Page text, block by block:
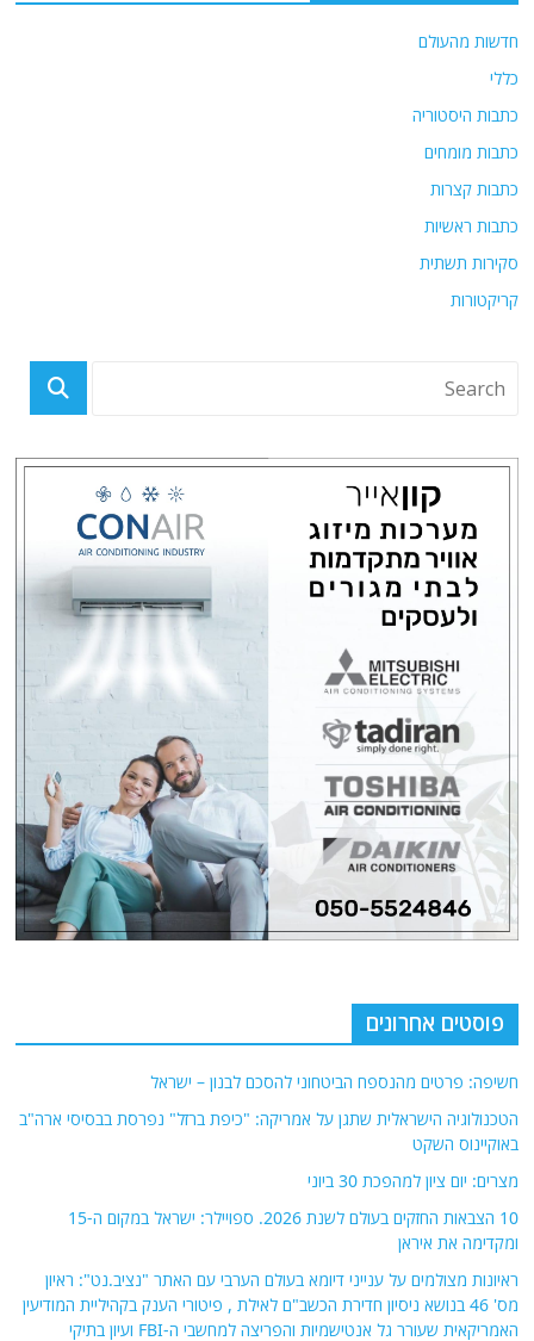
חדשות מהעולם
כללי
כתבות היסטוריה
כתבות מומחים
כתבות קצרות
כתבות ראשיות
סקירות תשתית
קריקטורות
פוסטים אחרונים
חשיפה: פרטים מהנספח הביטחוני להסכם לבנון – ישראל
הטכנולוגיה הישראלית שתגן על אמריקה: "כיפת ברזל" נפרסת בבסיסי ארה"ב
באוקיינוס השקט
מצרים: יום ציון למהפכת 30 ביוני
10 הצבאות החזקים בעולם לשנת 2026. ספויילר: ישראל במקום ה-15
ומקדימה את איראן
ראיונות מצולמים על ענייני דיומא בעולם הערבי עם האתר "נציב.נט": ראיון
מס' 46 בנושא ניסיון חדירת הכשב"ם לאילת , פיטורי הענק בקהיליית המודיעין
האמריקאית שעורר גל אנטישמיות והפריצה למחשבי ה-FBI ועיון בתיקי